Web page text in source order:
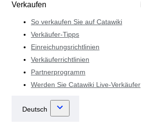
Verkaufen
So verkaufen Sie auf Catawiki
Verkäufer-Tipps
Einreichungsrichtlinien
Verkäuferrichtlinien
Partnerprogramm
Werden Sie Catawiki Live-Verkäufer